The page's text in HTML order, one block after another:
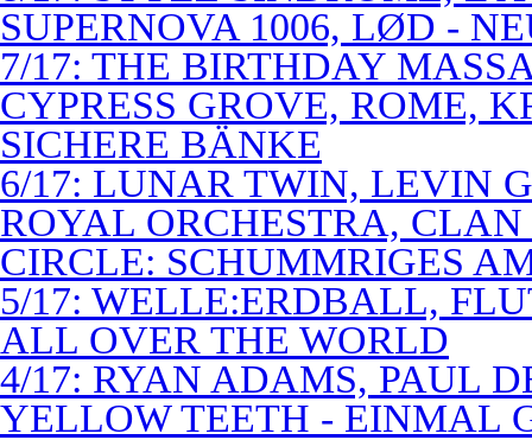
SUPERNOVA 1006, LØD -
7/17: THE BIRTHDAY
CYPRESS GROVE, ROME,
SICHERE BÄNKE
6/17: LUNAR TWIN, LEVIN
ROYAL ORCHESTRA,
CIRCLE: SCHUMMRIGES
5/17: WELLE:ERDBALL,
ALL OVER THE WORLD
4/17: RYAN ADAMS, PAUL
YELLOW TEETH - EINMAL